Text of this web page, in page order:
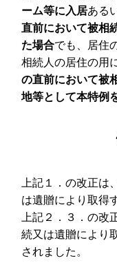
ーム等に入居ある
直前において被相
た場合でも、居住
相続人の居住の用
の直前において被
地等として本特例
上記１．の改正は
は遺贈により取得
上記２．３．の改
続又は遺贈により
されました。